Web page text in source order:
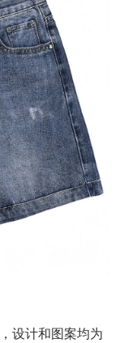
设计和图案均为